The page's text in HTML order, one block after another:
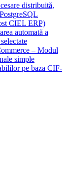
distribuită,
CIEL ERP)
automată a
– Modul
simple
pe baza CIF-